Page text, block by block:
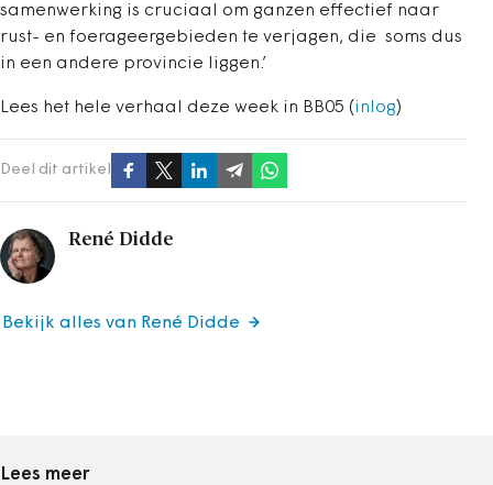
samenwerking is cruciaal om ganzen effectief naar
rust- en foerageergebieden te verjagen, die soms dus
in een andere provincie liggen.’
Lees het hele verhaal deze week in BB05 (inlog)
Deel dit artikel
René Didde
Bekijk alles van René Didde
Lees meer